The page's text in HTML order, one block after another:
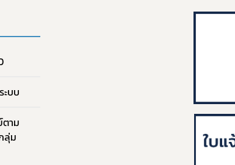
ะบบ
าม
ลุ่ม
เลือกหัวข้อที่ท่านต้องการ